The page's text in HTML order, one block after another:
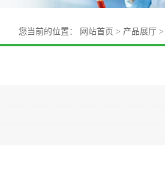
您当前的位置： 网站首页 > 产品展厅 >